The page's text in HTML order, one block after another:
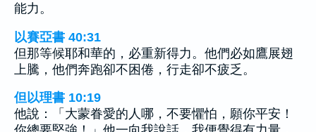
能力。
以賽亞書 40:31
但那等候耶和華的，必重新得力。他們必如鷹展翅
上騰，他們奔跑卻不困倦，行走卻不疲乏。
但以理書 10:19
他說：「大蒙眷愛的人哪，不要懼怕，願你平安！